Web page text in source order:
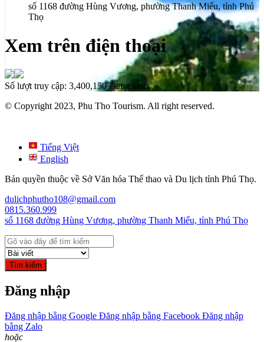
số 1168 đường Hùng Vương, phường Thanh Miếu, tỉnh Phú
Thọ
Xem trên điện thoại
Số lượt truy cập: 3,400,150Đang xem:
© Copyright 2023, Phu Tho Tourism. All right reserved.
Tiếng Việt
English
Bản quyền thuộc về Sở Văn hóa Thể thao và Du lịch tỉnh Phú Thọ.
dulichphutho108@gmail.com
0815.360.999
số 1168 đường Hùng Vương, phường Thanh Miếu, tỉnh Phú Thọ
Tìm kiếm
Đăng nhập
Đăng nhập bằng Google Đăng nhập bằng Facebook Đăng nhập
bằng Zalo
hoặc